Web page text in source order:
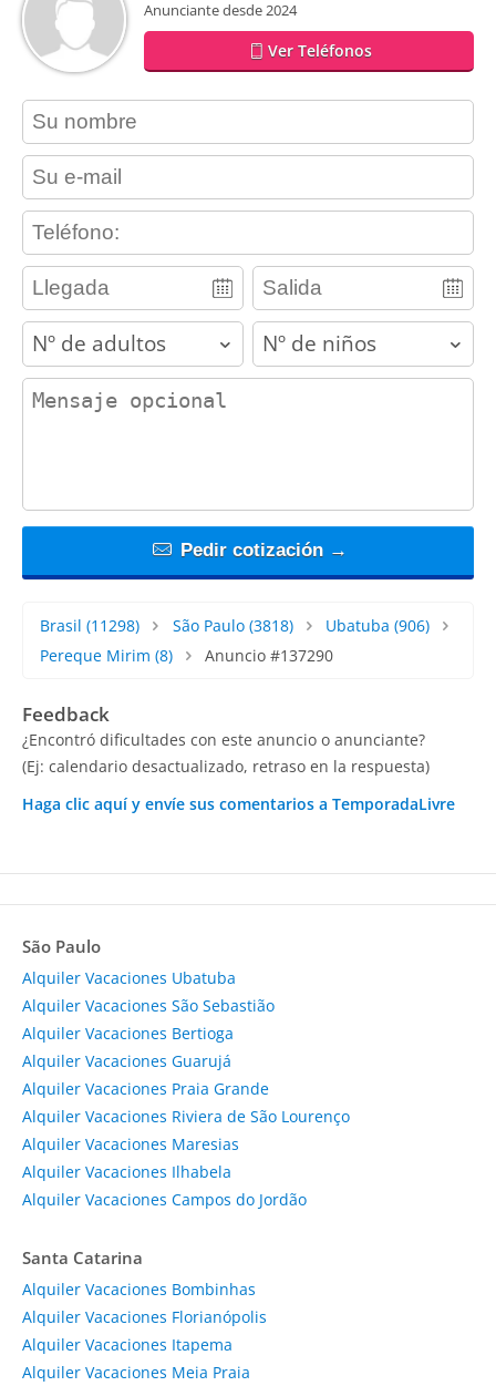
Anunciante desde 2024
Ver Teléfonos
contact_name
contact_email
contact_phone
adults children
contact_message
Pedir cotización →
Brasil (11298) São Paulo(3818) Ubatuba (906)
Pereque Mirim (8) Anuncio #137290
Feedback
¿Encontró dificultades con este anuncio o anunciante?
(Ej: calendario desactualizado, retraso en la respuesta)
Haga clic aquí y envíe sus comentarios a TemporadaLivre
São Paulo
Alquiler Vacaciones Ubatuba
Alquiler Vacaciones São Sebastião
Alquiler Vacaciones Bertioga
Alquiler Vacaciones Guarujá
Alquiler Vacaciones Praia Grande
Alquiler Vacaciones Riviera de São Lourenço
Alquiler Vacaciones Maresias
Alquiler Vacaciones Ilhabela
Alquiler Vacaciones Campos do Jordão
Santa Catarina
Alquiler Vacaciones Bombinhas
Alquiler Vacaciones Florianópolis
Alquiler Vacaciones Itapema
Alquiler Vacaciones Meia Praia